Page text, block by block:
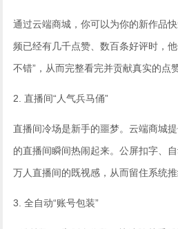
通过云端商城，你可以为你的新作品
频已经有几千点赞、数百条好评时，
不错”，从而完整看完并贡献真实的点
2. 直播间“人气兵马俑”
直播间冷场是新手的噩梦。云端商城
的直播间瞬间热闹起来。公屏扣字、
万人直播间的既视感，从而留住系统推
3. 全自动“账号包装”